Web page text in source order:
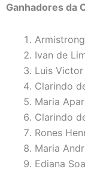
Ganhadores da
Ivan de
Luis
Clarindo
Maria
Clarindo
Rones
Maria
Ediana